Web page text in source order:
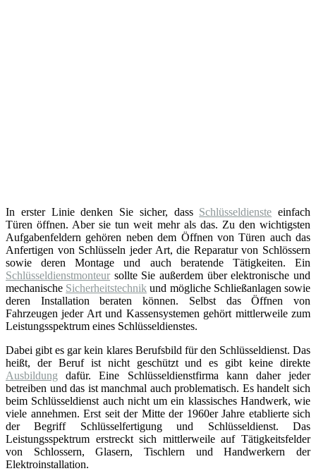
In erster Linie denken Sie sicher, dass Schlüsseldienste einfach
Türen öffnen. Aber sie tun weit mehr als das. Zu den wichtigsten
Aufgabenfeldern gehören neben dem Öffnen von Türen auch das
Anfertigen von Schlüsseln jeder Art, die Reparatur von Schlössern
sowie deren Montage und auch beratende Tätigkeiten. Ein
Schlüsseldienstmonteur sollte Sie außerdem über elektronische und
mechanische Sicherheitstechnik und mögliche Schließanlagen sowie
deren Installation beraten können. Selbst das Öffnen von
Fahrzeugen jeder Art und Kassensystemen gehört mittlerweile zum
Leistungsspektrum eines Schlüsseldienstes.
Dabei gibt es gar kein klares Berufsbild für den Schlüsseldienst. Das
heißt, der Beruf ist nicht geschützt und es gibt keine direkte
Ausbildung dafür. Eine Schlüsseldienstfirma kann daher jeder
betreiben und das ist manchmal auch problematisch. Es handelt sich
beim Schlüsseldienst auch nicht um ein klassisches Handwerk, wie
viele annehmen. Erst seit der Mitte der 1960er Jahre etablierte sich
der Begriff Schlüsselfertigung und Schlüsseldienst. Das
Leistungsspektrum erstreckt sich mittlerweile auf Tätigkeitsfelder
von Schlossern, Glasern, Tischlern und Handwerkern der
Elektroinstallation.